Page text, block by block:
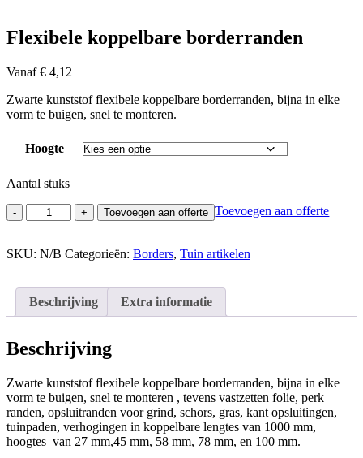
Flexibele koppelbare borderranden
Vanaf € 4,12
Zwarte kunststof flexibele koppelbare borderranden, bijna in elke
vorm te buigen, snel te monteren.
Hoogte
Aantal stuks
Flexibele
koppelbare
aantal
Toevoegen aan offerte Toevoegen aan offerte
SKU: N/B Categorieën: Borders, Tuin artikelen
Beschrijving Extra informatie
Beschrijving
Zwarte kunststof flexibele koppelbare borderranden, bijna in elke
vorm te buigen, snel te monteren , tevens vastzetten folie, perk
randen, opsluitranden voor grind, schors, gras, kant opsluitingen,
tuinpaden, verhogingen in koppelbare lengtes van 1000 mm,
hoogtes van 27 mm,45 mm, 58 mm, 78 mm, en 100 mm.